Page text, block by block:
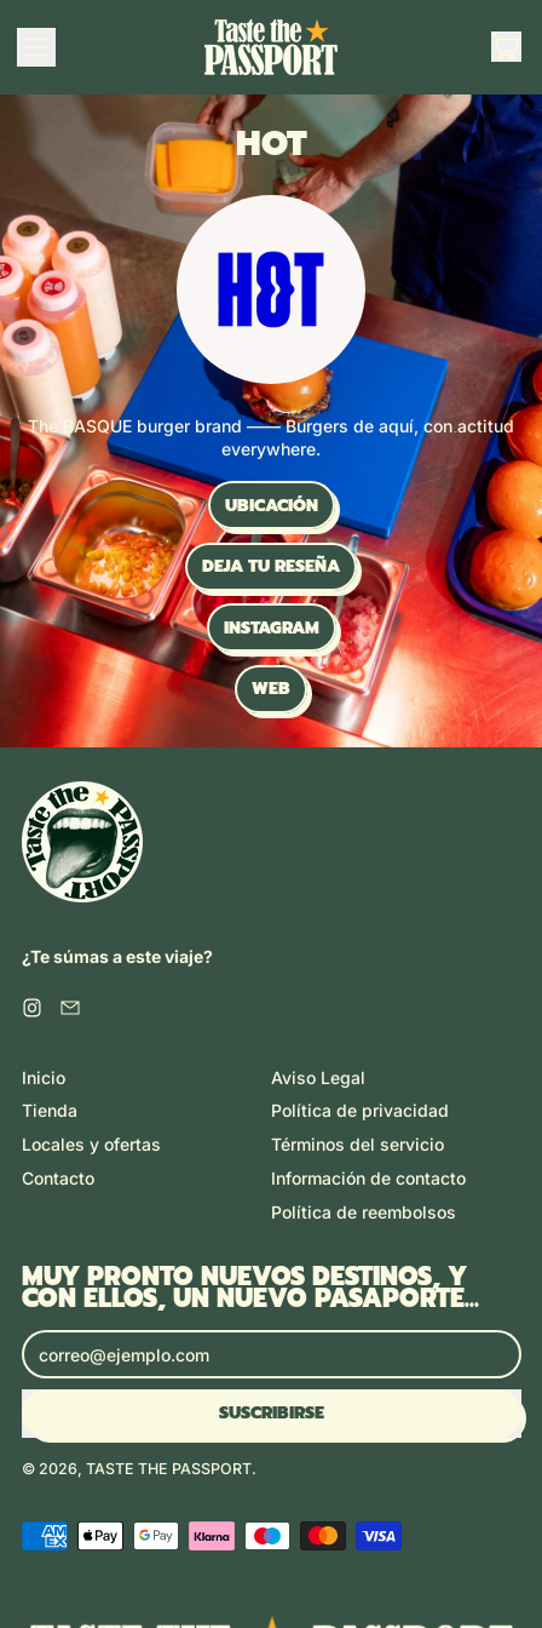
HOT
The BASQUE burger brand —— Burgers de aquí, con actitud
everywhere.
UBICACIÓN
DEJA TU RESEÑA
INSTAGRAM
WEB
¿Te súmas a este viaje?
Instagram
Email
Inicio
Tienda
Locales y ofertas
Contacto
Aviso Legal
Política de privacidad
Términos del servicio
Información de contacto
Política de reembolsos
MUY PRONTO NUEVOS DESTINOS, Y
CON ELLOS, UN NUEVO PASAPORTE...
Dirección de correo electrónico
SUSCRIBIRSE
© 2026, TASTE THE PASSPORT.
Pagos
aceptados